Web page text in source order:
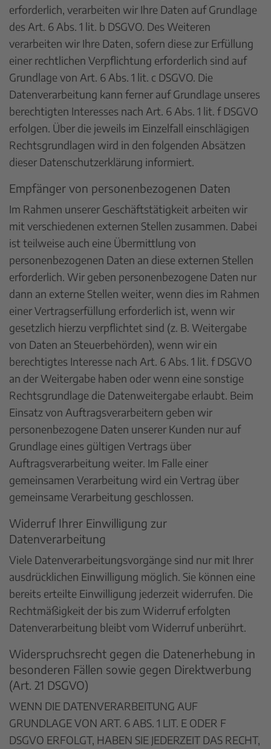
erforderlich, verarbeiten wir Ihre Daten auf Grundlage
des Art. 6 Abs. 1 lit. b DSGVO. Des Weiteren
verarbeiten wir Ihre Daten, sofern diese zur Erfüllung
einer rechtlichen Verpflichtung erforderlich sind auf
Grundlage von Art. 6 Abs. 1 lit. c DSGVO. Die
Datenverarbeitung kann ferner auf Grundlage unseres
berechtigten Interesses nach Art. 6 Abs. 1 lit. f DSGVO
erfolgen. Über die jeweils im Einzelfall einschlägigen
Rechtsgrundlagen wird in den folgenden Absätzen
dieser Datenschutzerklärung informiert.
Empfänger von personenbezogenen Daten
Im Rahmen unserer Geschäftstätigkeit arbeiten wir
mit verschiedenen externen Stellen zusammen. Dabei
ist teilweise auch eine Übermittlung von
personenbezogenen Daten an diese externen Stellen
erforderlich. Wir geben personenbezogene Daten nur
dann an externe Stellen weiter, wenn dies im Rahmen
einer Vertragserfüllung erforderlich ist, wenn wir
gesetzlich hierzu verpflichtet sind (z. B. Weitergabe
von Daten an Steuerbehörden), wenn wir ein
berechtigtes Interesse nach Art. 6 Abs. 1 lit. f DSGVO
an der Weitergabe haben oder wenn eine sonstige
Rechtsgrundlage die Datenweitergabe erlaubt. Beim
Einsatz von Auftragsverarbeitern geben wir
personenbezogene Daten unserer Kunden nur auf
Grundlage eines gültigen Vertrags über
Auftragsverarbeitung weiter. Im Falle einer
gemeinsamen Verarbeitung wird ein Vertrag über
gemeinsame Verarbeitung geschlossen.
Widerruf Ihrer Einwilligung zur
Datenverarbeitung
Viele Datenverarbeitungsvorgänge sind nur mit Ihrer
ausdrücklichen Einwilligung möglich. Sie können eine
bereits erteilte Einwilligung jederzeit widerrufen. Die
Rechtmäßigkeit der bis zum Widerruf erfolgten
Datenverarbeitung bleibt vom Widerruf unberührt.
Widerspruchsrecht gegen die Datenerhebung in
besonderen Fällen sowie gegen Direktwerbung
(Art. 21 DSGVO)
WENN DIE DATENVERARBEITUNG AUF
GRUNDLAGE VON ART. 6 ABS. 1 LIT. E ODER F
DSGVO ERFOLGT, HABEN SIE JEDERZEIT DAS RECHT,